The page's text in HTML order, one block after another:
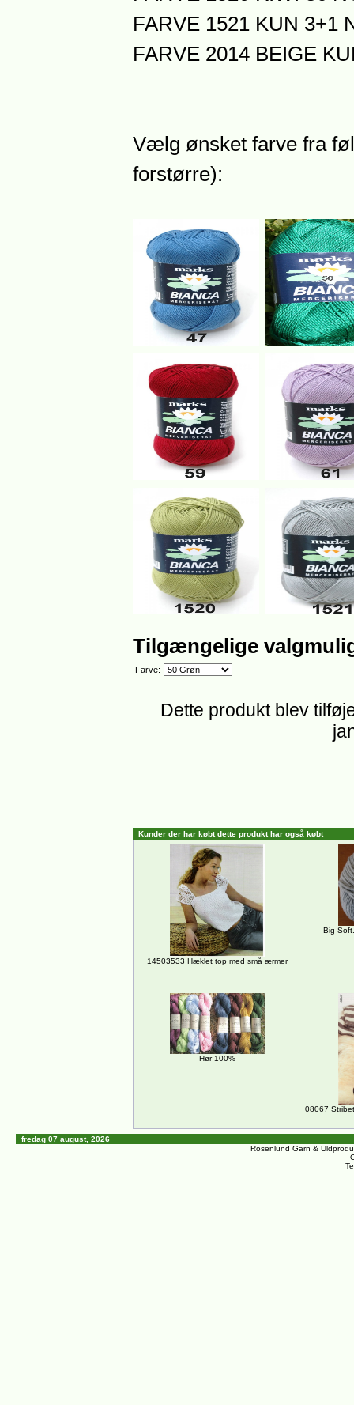
FARVE 1521 KUN 3+1
FARVE 2014 BEIGE
Vælg ønsket farve fra
forstørre):
Tilgængelige
Farve:
Dette produkt blev
Kunder der har købt dette produkt har også købt
14503533 Hæklet top med små ærmer
Big
Hør 100%
08067
fredag 07 august, 2026
Rosenlund Garn &